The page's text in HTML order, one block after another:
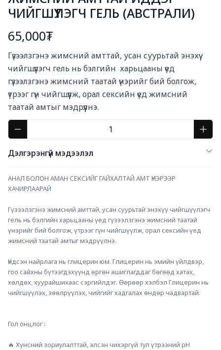
ЧИЙГШҮҮЛЭГЧ ГЕЛЬ (АВСТРАЛИ)
65,000₮
Гүзээлзгэнэ жимсний амттай, усан суурьтай энэхүү
чийгшүүлэгч гель нь бэлгийн  харьцааны үед
гүзээлзгэнэ жимсний таатай үнэрийг бий болгож,
үтрээг гүн чийгшүүлж, орал сексийн үед жимсний
таатай амтыг мэдрүүлнэ.
Дэлгэрэнгүй мэдээлэл
АНАЛ БОЛОН АМАН СЕКСИЙГ ГАЙХАЛТАЙ АМТ ҮНЭРЭЭР
ХАЧИРЛААРАЙ
Гүзээлзгэнэ жимсний амттай, усан суурьтай энэхүү чийгшүүлэгч
гель нь бэлгийн харьцааны үед гүзээлзгэнэ жимсний таатай
үнэрийг бий болгож, үтрээг гүн чийгшүүлж, орал сексийн үед
жимсний таатай амтыг мэдрүүлнэ.
Үндсэн найрлага нь глицерин юм. Глицерин нь эмийн үйлдвэр,
гоо сайхны бүтээгдэхүүнд өргөн ашиглагддаг бөгөөд хатах,
хөлдөх, хуурайшихаас сэргийлдэг. Өөрөөр хэлбэл Глицерин нь
чийгшүүлэх, зөөлрүүлэх, чийгийг хадгалах өндөр чадвартай.
Гол онцлог :
🔥 Хүнсний зориулалттай, элсэн чихэргүй тул үтрээний рН